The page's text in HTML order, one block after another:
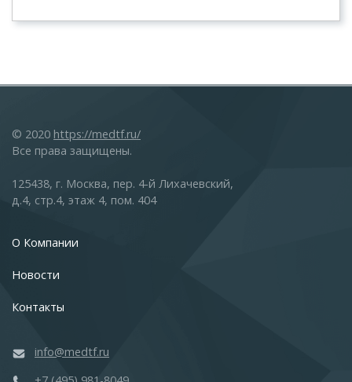
© 2020 https://medtf.ru/
Все права защищены.
125438, г. Москва, пер. 4-й Лихачевский,
д.4, стр.4, этаж 4, пом. 404
О Компании
Новости
Контакты
info@medtf.ru